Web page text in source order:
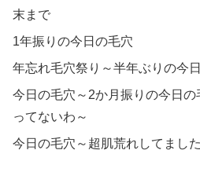
末まで
1年振りの今日の毛穴
年忘れ毛穴祭り～半年ぶりの今
今日の毛穴～2か月振りの今日
ってないわ～
今日の毛穴～超肌荒れしてまし